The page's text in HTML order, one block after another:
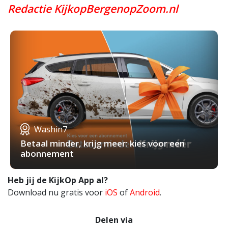
Redactie KijkopBergenopZoom.nl
Washin7
Betaal minder, krijg meer: kies voor een
abonnement
Heb jij de KijkOp App al?
Download nu gratis voor iOS ofAndroid.
Delen via